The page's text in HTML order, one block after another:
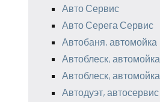
Авто Сервис
Авто Серега Сервис
Автобаня, автомойка
Автоблеск, автомойка
Автоблеск, автомойка
Автодуэт, автосервис